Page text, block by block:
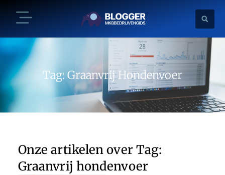
Tag: Graanvrij Hondenvoer
Onze artikelen over Tag:
Graanvrij hondenvoer